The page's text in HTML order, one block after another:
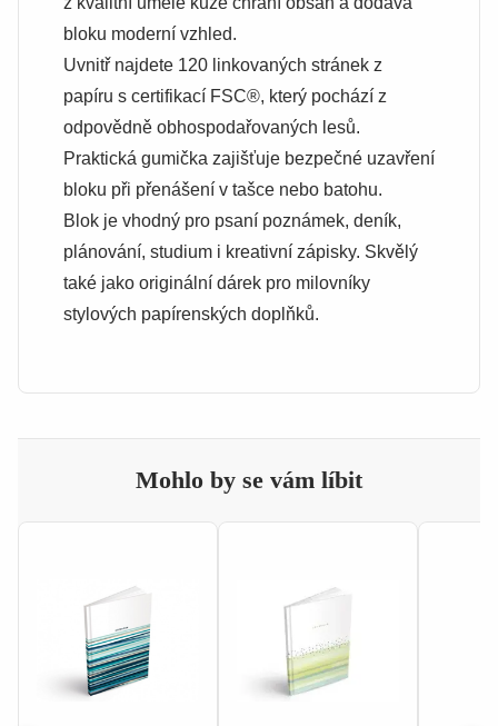
bloku moderní vzhled.
Uvnitř najdete 120 linkovaných stránek z
papíru s certifikací FSC®, který pochází z
odpovědně obhospodařovaných lesů.
Praktická gumička zajišťuje bezpečné uzavření
bloku při přenášení v tašce nebo batohu.
Blok je vhodný pro psaní poznámek, deník,
plánování, studium i kreativní zápisky. Skvělý
také jako originální dárek pro milovníky
stylových papírenských doplňků.
Mohlo by se vám líbit